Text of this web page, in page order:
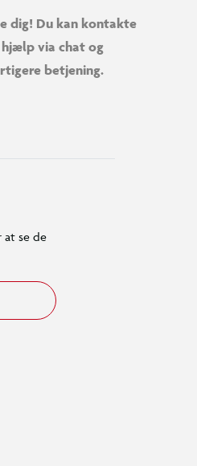
dig! Du kan kontakte
via chat og
betjening.
at se de